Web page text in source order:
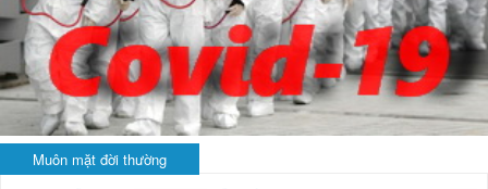
Muôn mặt đời thường